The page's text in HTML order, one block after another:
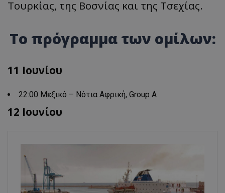
Τουρκίας, της Βοσνίας και της Τσεχίας.
Το πρόγραμμα των ομίλων:
11 Ιουνίου
22:00 Μεξικό – Nότια Αφρική, Group A
12 Ιουνίου